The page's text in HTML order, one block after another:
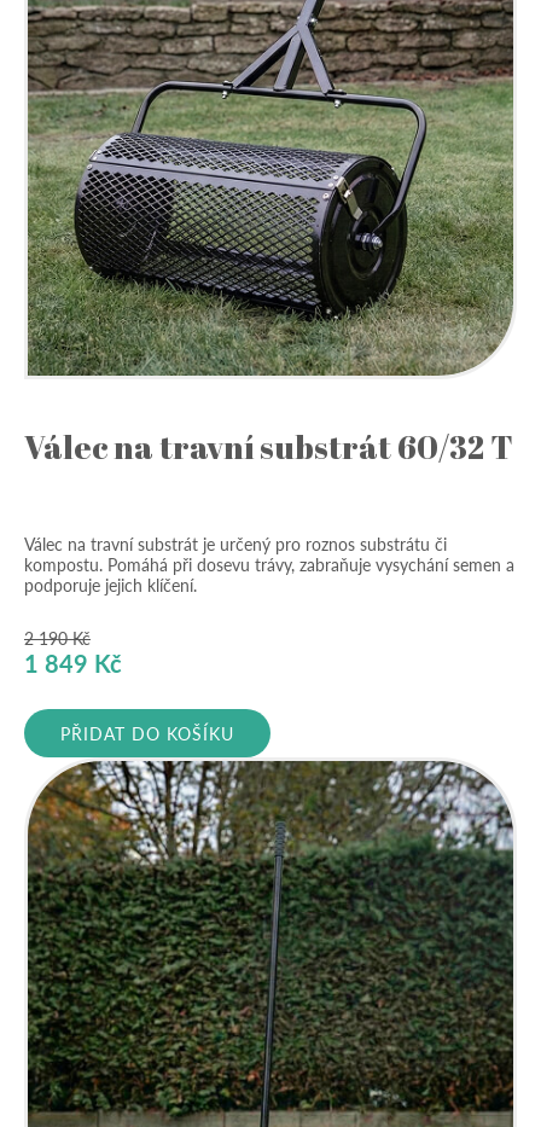
Válec na travní substrát 60/32 T
Válec na travní substrát je určený pro roznos substrátu či
kompostu. Pomáhá při dosevu trávy, zabraňuje vysychání semen a
podporuje jejich klíčení.
2 190Kč
Původní
byla:
2
190 Kč.
1 849 Kč
je:
1
849 Kč.
PŘIDAT DO KOŠÍKU